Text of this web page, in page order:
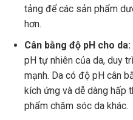
tảng để các sản phẩm
hơn.
Cân bằng độ pH cho da:
pH tự nhiên của da, duy
mạnh. Da có độ pH cân
kích ứng và dễ dàng hấp
phẩm chăm sóc da khác.